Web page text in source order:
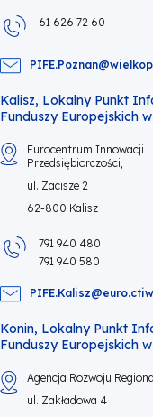
61 626 72 60
Kalisz, Lokalny Punkt
Funduszy Europejskich
Eurocentrum Innowacji i
Przedsiębiorczości,
ul. Zacisze 2
62-800 Kalisz
791 940 480
791 940 580
Konin, Lokalny Punkt
Funduszy Europejskich
Agencja Rozwoju
ul. Zakładowa 4